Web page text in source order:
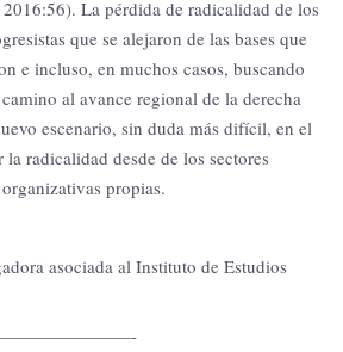
La pérdida de radicalidad de los
que se alejaron de las bases que
e incluso, en muchos casos, buscando
al avance regional de la derecha
escenario, sin duda más difícil, en el
radicalidad desde de los sectores
propias.
asociada al Instituto de Estudios